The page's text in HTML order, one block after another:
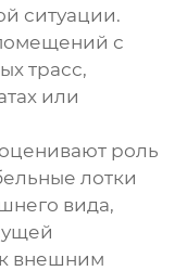
ситуации.
с
трасс,
или
роль
лотки
вида,
к внешним